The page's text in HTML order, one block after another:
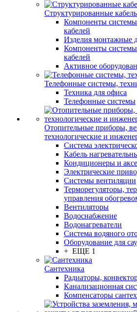
Структурированные
Компоненты
кабелей
Изделия монтажные
Компоненты
кабелей
Активное
Телефонные системы,
Техника для офиса
Телефонные системы
Отопительные приборы,
технологические и
Система
Кабель
Кондиционеры и
Электрические
Системы вентиляции
Терморегуляторы,
управления
Вентиляторы
Водоснабжение
Водонагреватели
Система водяного
Оборудование для
+ ЕЩЕ 1
Сантехника
Радиаторы,
Канализационная
Компенсаторы